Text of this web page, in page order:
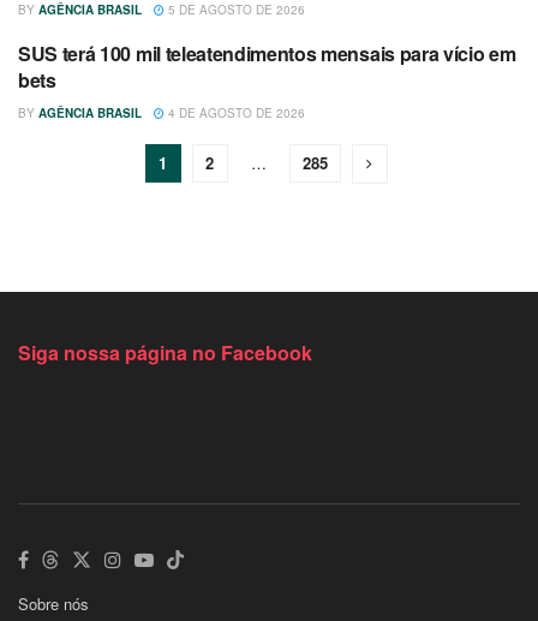
BY AGÊNCIA BRASIL 5 DE AGOSTO DE 2026
SAÚDE
SUS terá 100 mil teleatendimentos mensais para vício em
bets
BY AGÊNCIA BRASIL 4 DE AGOSTO DE 2026
1 2 … 285
Siga nossa página no Facebook
Sobre nós